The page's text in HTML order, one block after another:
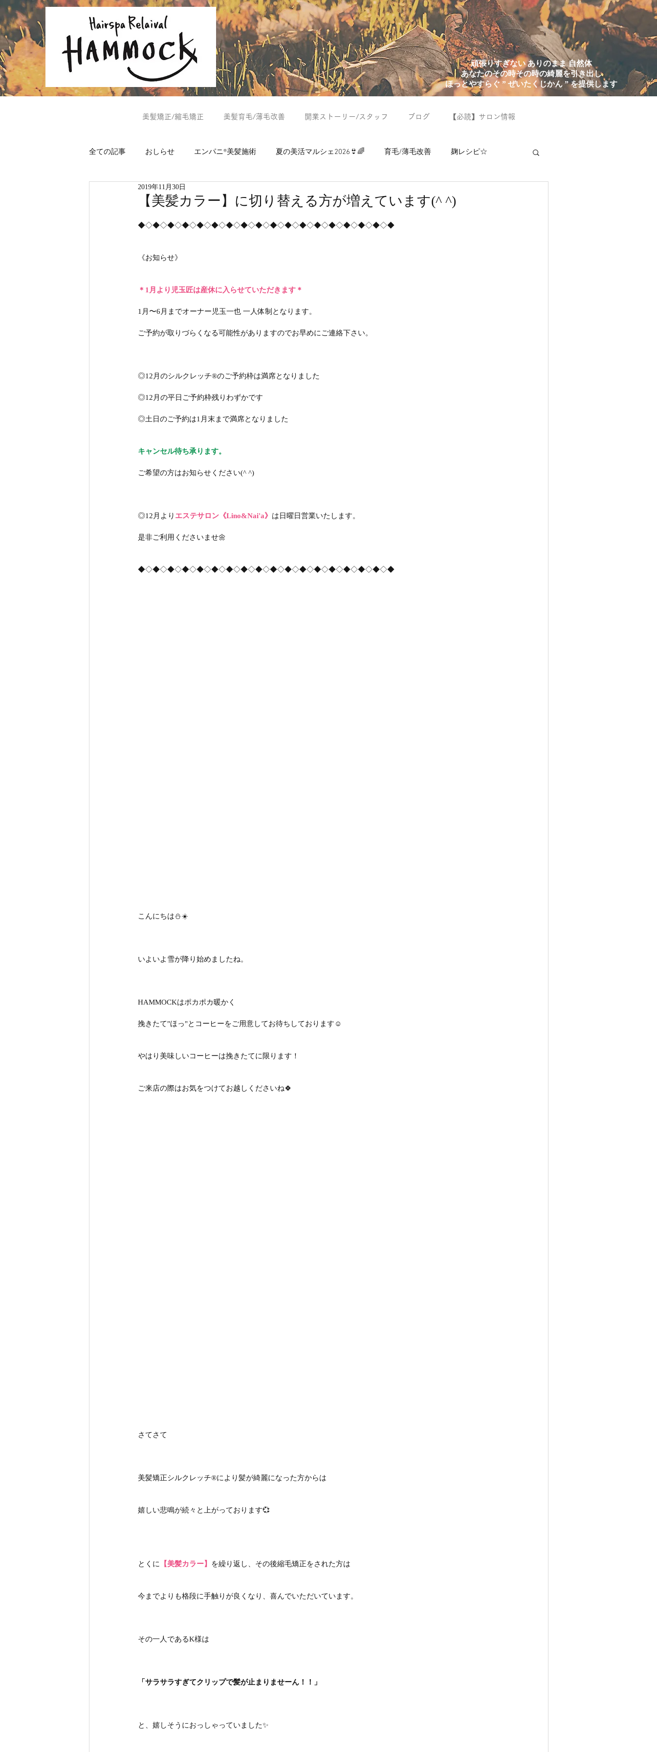
頑張りすぎない ありのまま 自然体
あなたのその時その時の綺麗を引き出し
ほっとやすらぐ ” ぜいたくじかん ” を提供します
美髪矯正/縮毛矯正 美髪育毛/薄毛改善 開業ストーリー/スタッフ ブログ 【必読】サロン情報
全ての記事 おしらせ エンパニ®美髪施術 夏の美活マルシェ2026👙🌈 育毛/薄毛改善 麹レシピ☆
ヘッドスパ 美肌通信
【美髪カラー】に切り替える方が増えています(^ ^)
2019年11月30日
◆◇◆◇◆◇◆◇◆◇◆◇◆◇◆◇◆◇◆◇◆◇◆◇◆◇◆◇◆◇◆◇◆◇◆
《お知らせ》
＊1月より児玉匠は産休に入らせていただきます＊
1月〜6月までオーナー児玉一也 一人体制となります。
ご予約が取りづらくなる可能性がありますのでお早めにご連絡下さい。
◎12月のシルクレッチ®︎のご予約枠は満席となりました
◎12月の平日ご予約枠残りわずかです
◎土日のご予約は1月末まで満席となりました
キャンセル待ち承ります。
ご希望の方はお知らせください(^ ^)
◎12月より エステサロン《Lino&Nai'a》 は日曜日営業いたします。
是非ご利用くださいませ🌼
◆◇◆◇◆◇◆◇◆◇◆◇◆◇◆◇◆◇◆◇◆◇◆◇◆◇◆◇◆◇◆◇◆◇◆
こんにちは⛄️☀️
いよいよ雪が降り始めましたね。
HAMMOCKはポカポカ暖かく
挽きたて"ほっ"とコーヒーをご用意してお待ちしております☺️
やはり美味しいコーヒーは挽きたてに限ります！
ご来店の際はお気をつけてお越しくださいね🍀
さてさて
美髪矯正シルクレッチ®︎により髪が綺麗になった方からは
嬉しい悲鳴が続々と上がっております💞
とくに 【美髪カラー】 を繰り返し、その後縮毛矯正をされた方は
今までよりも格段に手触りが良くなり、喜んでいただいています。
その一人であるK様は
「サラサラすぎてクリップで髪が止まりませーん！！」
と、嬉しそうにおっしゃっていました✨